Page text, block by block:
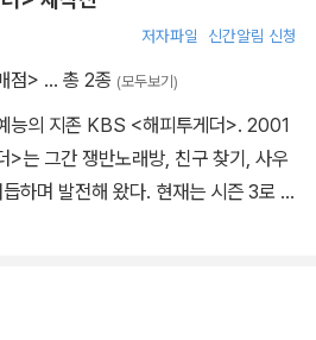
법, 입맛을 사로잡는 요리라는 점에서
, 실제로는 건강 메뉴들도 많다. 취향
있는 맛들이 준비되어 있다.
저자파일 신간알림 신청
점> … 총 2종 (모두보기)
>는 그간 쟁반노래방, 친구 찾기, 사우
하며 발전해 왔다. 현재는 시즌 3로 방
노하우를 아낌없이 공개하였다. 유재